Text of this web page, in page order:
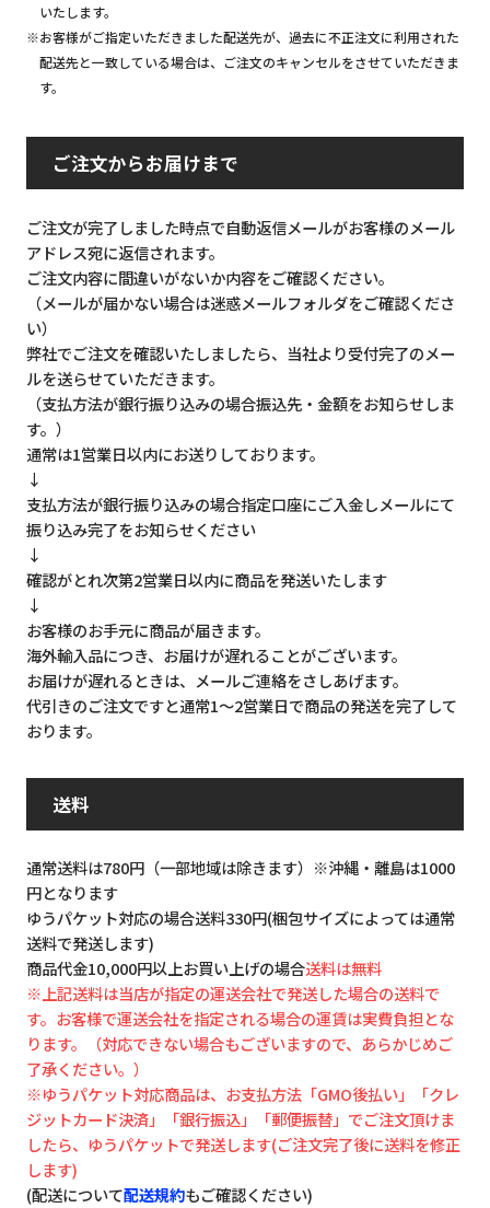
いたします。
※お客様がご指定いただきました配送先が、過去に不正注文に利用された
配送先と一致している場合は、ご注文のキャンセルをさせていただきま
す。
ご注文からお届けまで
ご注文が完了しました時点で自動返信メールがお客様のメール
アドレス宛に返信されます。
ご注文内容に間違いがないか内容をご確認ください。
（メールが届かない場合は迷惑メールフォルダをご確認くださ
い）
弊社でご注文を確認いたしましたら、当社より受付完了のメー
ルを送らせていただきます。
（支払方法が銀行振り込みの場合振込先・金額をお知らせしま
す。）
通常は1営業日以内にお送りしております。
↓
支払方法が銀行振り込みの場合指定口座にご入金しメールにて
振り込み完了をお知らせください
↓
確認がとれ次第2営業日以内に商品を発送いたします
↓
お客様のお手元に商品が届きます。
海外輸入品につき、お届けが遅れることがございます。
お届けが遅れるときは、メールご連絡をさしあげます。
代引きのご注文ですと通常1～2営業日で商品の発送を完了して
おります。
送料
通常送料は780円（一部地域は除きます）※沖縄・離島は1000
円となります
ゆうパケット対応の場合送料330円(梱包サイズによっては通常
送料で発送します)
商品代金10,000円以上お買い上げの場合送料は無料
※上記送料は当店が指定の運送会社で発送した場合の送料で
す。お客様で運送会社を指定される場合の運賃は実費負担とな
ります。（対応できない場合もございますので、あらかじめご
了承ください。）
※ゆうパケット対応商品は、お支払方法「GMO後払い」「クレ
ジットカード決済」「銀行振込」「郵便振替」でご注文頂けま
したら、ゆうパケットで発送します(ご注文完了後に送料を修正
します)
(配送について配送規約もご確認ください)